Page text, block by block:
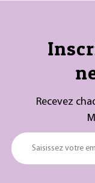
Recevez
Saisissez votre